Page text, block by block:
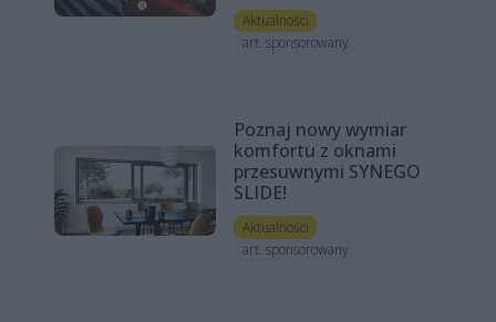
Aktualności
art. sponsorowany
Poznaj nowy wymiar
komfortu z oknami
przesuwnymi SYNEGO
SLIDE!
Aktualności
art. sponsorowany